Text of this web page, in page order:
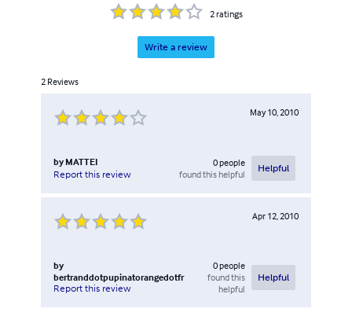
2ratings
Write a review
2 Reviews
May 10, 2010
by MATTEI
Report this review
0people
found this helpful
Helpful
Apr 12, 2010
by
bertranddotpupinatorangedotfr
Report this review
0people
found this
helpful
Helpful